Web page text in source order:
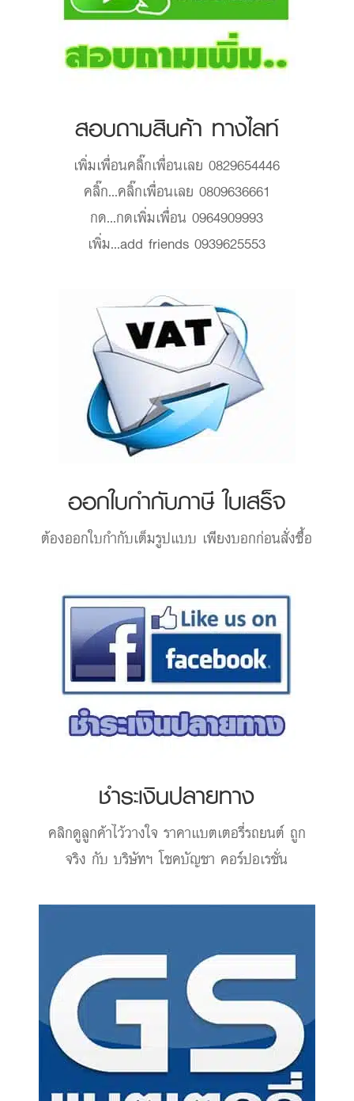
สอบถามสินค้า ทางไลท์
เพิ่มเพื่อนคลิ๊กเพื่อนเลย 0829654446
คลิ๊ก...คลิ๊กเพื่อนเลย 0809636661
กด...กดเพิ่มเพื่อน 0964909993
เพิ่ม...add friends 0939625553
ออกใบกำกับภาษี ใบเสร็จ
ต้องออกใบกำกับเต็มรูปแบบ เพียงบอกก่อนสั่งซื้อ
ชำระเงินปลายทาง
คลิกดูลูกค้าไว้วางใจ ราคาแบตเตอรี่รถยนต์ถูก
จริง กับ บริษัทฯ โชคบัญชา คอร์ปอเรชั่น